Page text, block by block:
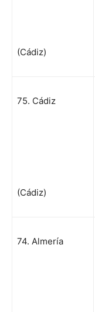
(Cádiz)
75. Cádiz
(Cádiz)
74. Almería